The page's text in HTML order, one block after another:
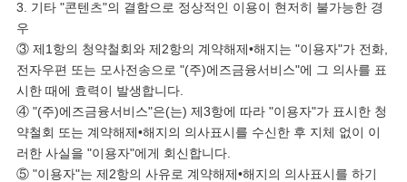
3. 기타 "콘텐츠"의 결함으로 정상적인 이용이 현저히 불가능한 경
우
③ 제1항의 청약철회와 제2항의 계약해제•해지는 "이용자"가 전화,
전자우편 또는 모사전송으로 "(주)에즈금융서비스"에 그 의사를 표
시한 때에 효력이 발생합니다.
④ "(주)에즈금융서비스"은(는) 제3항에 따라 "이용자"가 표시한 청
약철회 또는 계약해제•해지의 의사표시를 수신한 후 지체 없이 이
러한 사실을 "이용자"에게 회신합니다.
⑤ "이용자"는 제2항의 사유로 계약해제•해지의 의사표시를 하기